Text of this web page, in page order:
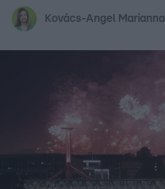
Kovács-Angel Marianna